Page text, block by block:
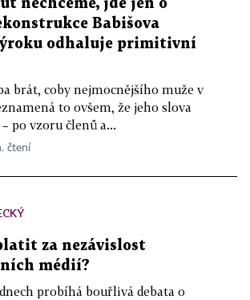
nechceme, jde jen o
Babišova
odhaluje primitivní
brát, coby nejmocnějšího muže v
to ovšem, že jeho slova
po vzoru členů a...
čtení
za nezávislost
médií?
probíhá bouřlivá debata o